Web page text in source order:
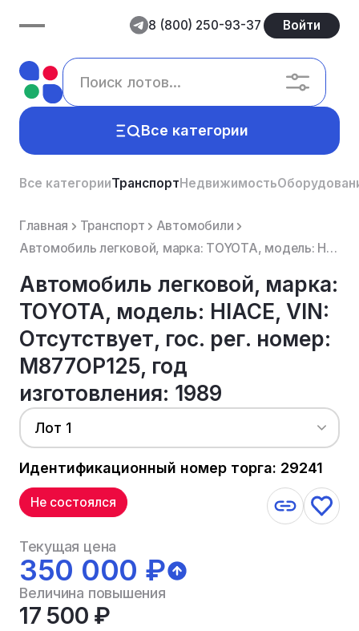
8 (800) 250-93-37 Войти
Все категории
Все категорииТранспортНедвижимость
Главная Транспорт
Автомобили
Автомобиль легковой, марка: TOYOTA, модель: HIACE, VIN: Отсутствует, гос. рег. номер: М877ОР125, год...
Автомобиль легковой, марка:
TOYOTA, модель: HIACE, VIN:
Отсутствует, гос. рег. номер:
М877ОР125, год
изготовления: 1989
Лот 1
Идентификационный номер торга: 29241
Не состоялся
Текущая цена
350 000 ₽
Величина повышения
17 500 ₽